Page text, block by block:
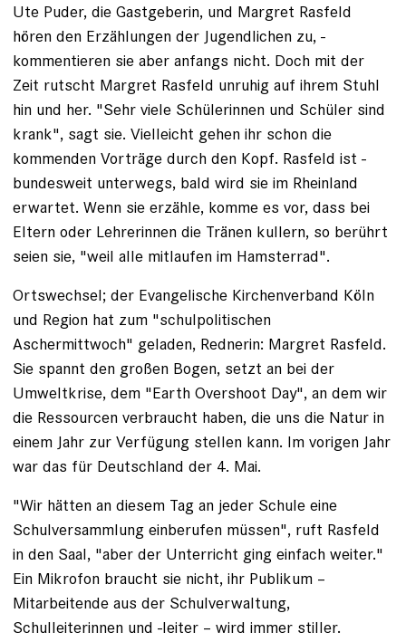
Ute Puder, die Gastgeberin, und Margret Rasfeld
hören den Erzählungen der Jugendlichen zu, ­
kommentieren sie aber anfangs nicht. Doch mit der
Zeit rutscht Margret ­Rasfeld ­unruhig auf ihrem Stuhl
hin und her. "Sehr viele ­Schülerinnen und Schüler sind
krank", sagt sie. Vielleicht gehen ihr schon die
kommenden Vorträge durch den Kopf. Rasfeld ist ­
bundesweit ­unterwegs, bald wird sie im Rheinland
erwartet. Wenn sie ­erzähle, komme es vor, dass bei
Eltern oder Lehrerinnen die Tränen kullern, so berührt
seien sie, "weil alle mitlaufen im Hamsterrad".
Ortswechsel; der Evangelische Kirchenverband Köln
und Region hat zum "schul­politischen
Aschermittwoch" geladen, ­Rednerin: Margret Rasfeld.
Sie spannt den großen ­Bogen, setzt an bei der
Umweltkrise, dem "Earth Overshoot Day", an dem wir
die Ressourcen verbraucht haben, die uns die ­Natur in
einem Jahr zur Verfügung stellen kann. Im vorigen Jahr
war das für Deutschland der 4. Mai.
"Wir hätten an diesem Tag an jeder Schule eine
Schulversammlung ­einberufen müssen", ruft Rasfeld
in den Saal, "aber der Unterricht ging einfach weiter."
Ein Mikrofon braucht sie nicht, ihr Publikum –
Mitarbeitende aus der Schulverwaltung,
Schulleiterinnen und -leiter – wird immer stiller.